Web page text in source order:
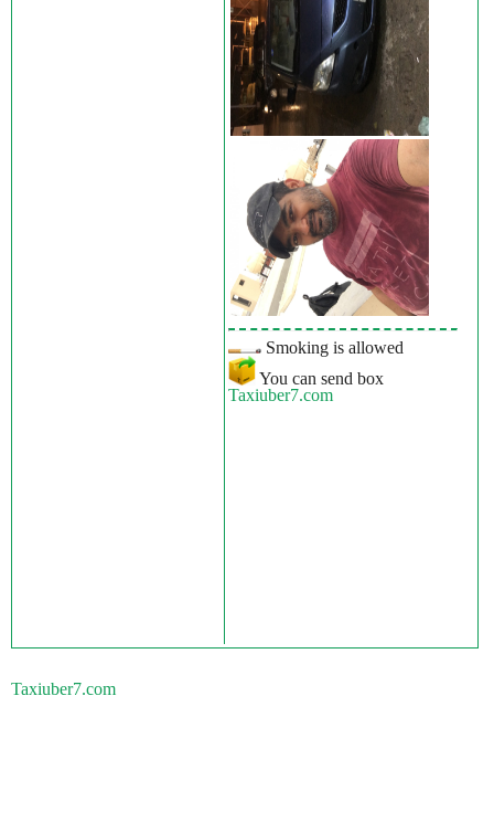
Smoking is allowed
You can send box
Taxiuber7.com
Taxiuber7.com